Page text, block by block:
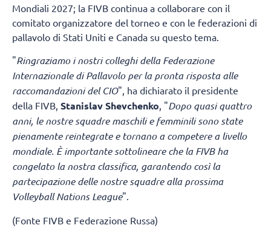
Mondiali 2027; la FIVB continua a collaborare con il
comitato organizzatore del torneo e con le federazioni di
pallavolo di Stati Uniti e Canada su questo tema.
"Ringraziamo i nostri colleghi della Federazione
Internazionale di Pallavolo per la pronta risposta alle
raccomandazioni del CIO", ha dichiarato il presidente
della FIVB, Stanislav Shevchenko, "Dopo quasi quattro
anni, le nostre squadre maschili e femminili sono state
pienamente reintegrate e tornano a competere a livello
mondiale. È importante sottolineare che la FIVB ha
congelato la nostra classifica, garantendo così la
partecipazione delle nostre squadre alla prossima
Volleyball Nations League".
(Fonte FIVB e Federazione Russa)